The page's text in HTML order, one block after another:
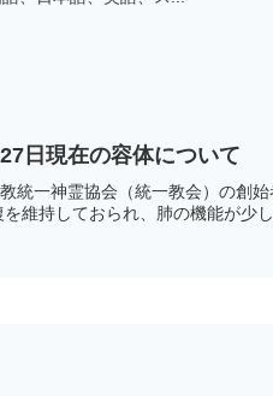
日現在の容体について
統一神霊協会（統一教会）の
維持しておられ、肺の機能が少